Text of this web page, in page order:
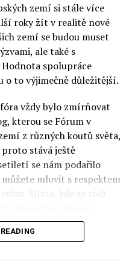
zemí si stále více
roky žít v realitě nové
zemí se budou muset
ale také s
Hodnota spolupráce
o to výjimečně důležitější.
vždy bylo zmírňovat
kterou se Fórum v
z různých koutů světa,
proto stává ještě
se nám podařilo
mluvit s respektem
Místo, kde se rodí
horizont činnosti je
šanci skutečně řešit